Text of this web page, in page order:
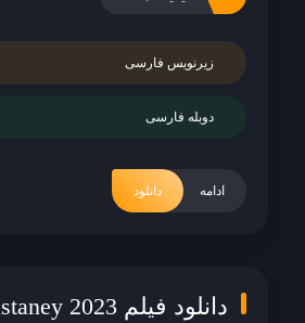
زیرنویس فارسی
دوبله فارسی
ادامه دانلود
دانلود فیلم Mastaney 2023